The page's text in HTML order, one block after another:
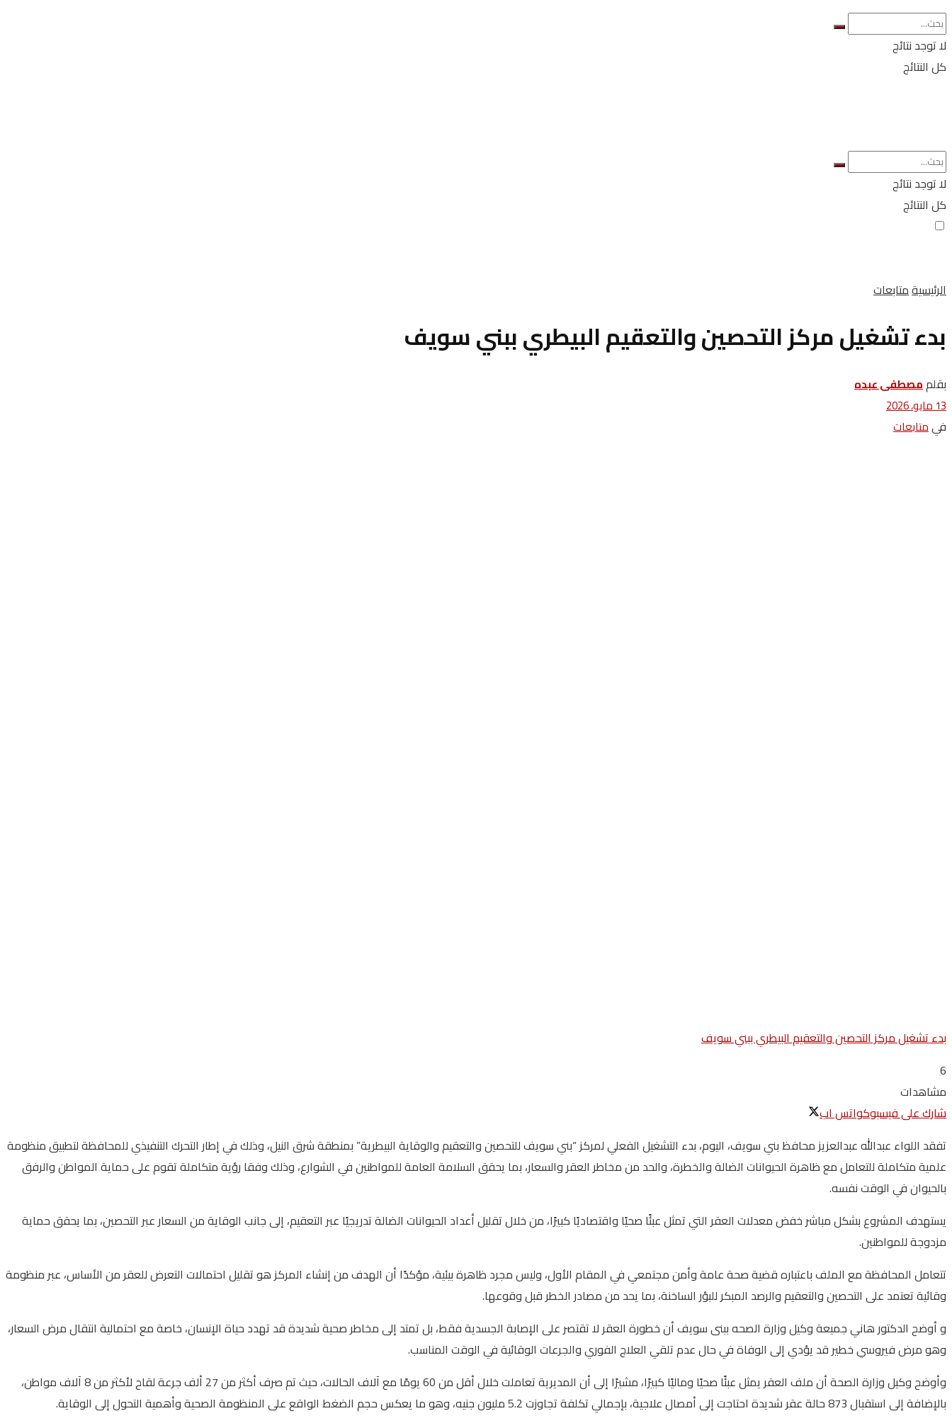
لا توجد نتائج
كل النتائج
لا توجد نتائج
كل النتائج
الرئيسيةمتابعات
بدء تشغيل مركز التحصين والتعقيم البيطري ببني سويف
بقلممصطفى عبده
13 مايو، 2026
فيمتابعات
بدء تشغيل مركز التحصين والتعقيم البيطري ببني سويف
6
مشاهدات
شارك على فيسبوكواتس اب
تفقد اللواء عبدالله عبدالعزيز محافظ بني سويف، اليوم، بدء التشغيل الفعلي لمركز “بني سويف للتحصين والتعقيم والوقاية البيطرية” بمنطقة شرق النيل، وذلك في إطار التحرك التنفيذي للمحافظة لتطبيق منظومة
علمية متكاملة للتعامل مع ظاهرة الحيوانات الضالة والخطرة، والحد من مخاطر العقر والسعار، بما يحقق السلامة العامة للمواطنين في الشوارع، وذلك وفقا رؤية متكاملة تقوم على حماية المواطن والرفق
بالحيوان في الوقت نفسه.
يستهدف المشروع بشكل مباشر خفض معدلات العقر التي تمثل عبئًا صحيًا واقتصاديًا كبيرًا، من خلال تقليل أعداد الحيوانات الضالة تدريجيًا عبر التعقيم، إلى جانب الوقاية من السعار عبر التحصين، بما يحقق حماية
مزدوجة للمواطنين.
تتعامل المحافظة مع الملف باعتباره قضية صحة عامة وأمن مجتمعي في المقام الأول، وليس مجرد ظاهرة بيئية، مؤكدًا أن الهدف من إنشاء المركز هو تقليل احتمالات التعرض للعقر من الأساس، عبر منظومة
وقائية تعتمد على التحصين والتعقيم والرصد المبكر للبؤر الساخنة، بما يحد من مصادر الخطر قبل وقوعها.
و أوضح الدكتور هاني جميعة وكيل وزارة الصحه ببنى سويف أن خطورة العقر لا تقتصر على الإصابة الجسدية فقط، بل تمتد إلى مخاطر صحية شديدة قد تهدد حياة الإنسان، خاصة مع احتمالية انتقال مرض السعار،
وهو مرض فيروسي خطير قد يؤدي إلى الوفاة في حال عدم تلقي العلاج الفوري والجرعات الوقائية في الوقت المناسب.
وأوضح وكيل وزارة الصحة أن ملف العقر يمثل عبئًا صحيًا وماليًا كبيرًا، مشيرًا إلى أن المديرية تعاملت خلال أقل من 60 يومًا مع آلاف الحالات، حيث تم صرف أكثر من 27 ألف جرعة لقاح لأكثر من 8 آلاف مواطن،
بالإضافة إلى استقبال 873 حالة عقر شديدة احتاجت إلى أمصال علاجية، بإجمالي تكلفة تجاوزت 5.2 مليون جنيه، وهو ما يعكس حجم الضغط الواقع على المنظومة الصحية وأهمية التحول إلى الوقاية.